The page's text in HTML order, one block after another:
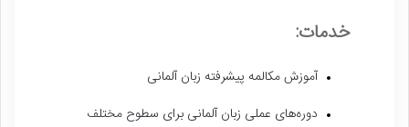
خدمات:
آموزش مکالمه پیشرفته زبان آلمانی
دوره‌های عملی زبان آلمانی برای سطوح مختلف